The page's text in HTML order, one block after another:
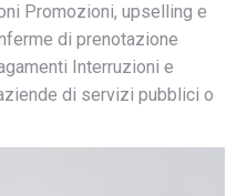
Promozioni, upselling e
di prenotazione
Interruzioni e
di servizi pubblici o